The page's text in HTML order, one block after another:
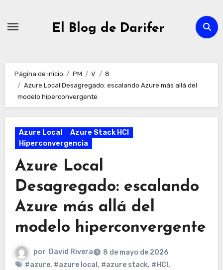
El Blog de Darifer
Página de inicio PM V
8
Azure Local Desagregado: escalando Azure más allá del
modelo hiperconvergente
Azure Local
Azure Stack HCI
Hiperconvergencia
Azure Local
Desagregado: escalando
Azure más allá del
modelo hiperconvergente
por David Rivera
8 de mayo de 2026
#azure, #azure local , #azure stack, #HCI ,